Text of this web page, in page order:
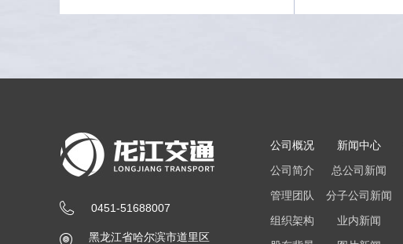
0451-51688007
黑龙江省哈尔滨市道里区
公司概况
公司简介
管理团队
组织架构
新闻中心
总公司新闻
分子公司新闻
业内新闻